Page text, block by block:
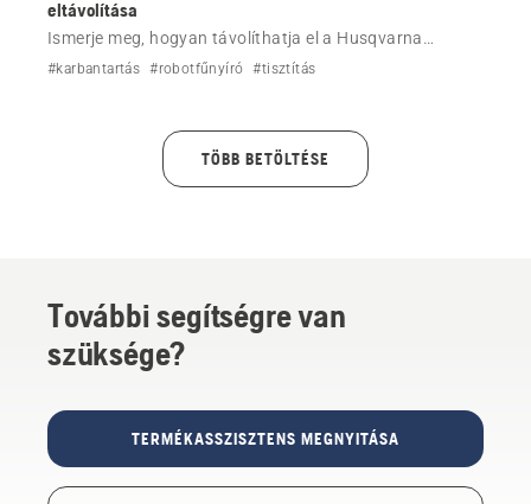
eltávolítása
Ismerje meg, hogyan távolíthatja el a Husqvarna
Automower® Aspire™ R4 robotfűnyíró burkolatát,
#karbantartás #robotfűnyíró #tisztítás
TÖBB BETÖLTÉSE
További segítségre van
szüksége?
TERMÉKASSZISZTENS MEGNYITÁSA